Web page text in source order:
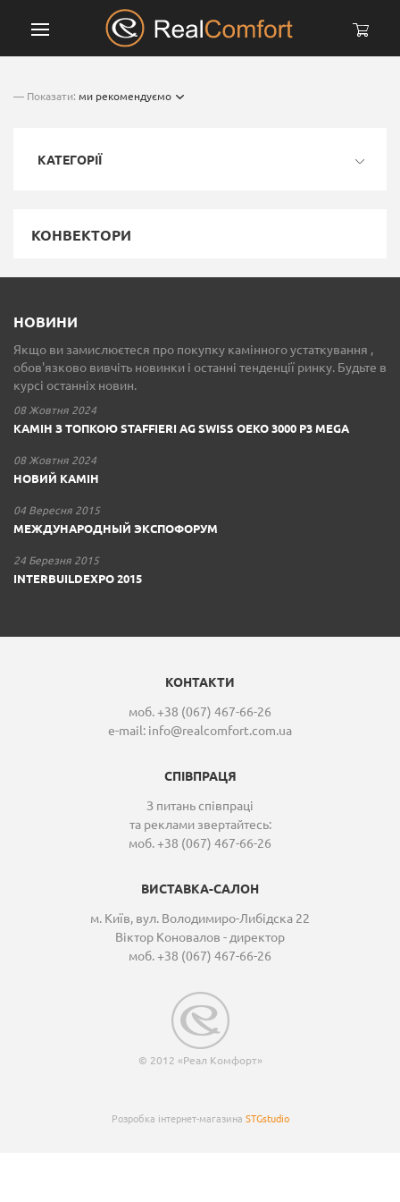
— Показати: ми рекомендуємо
КАТЕГОРІЇ
КОНВЕКТОРИ
НОВИНИ
Якщо ви замислюєтеся про покупку камінного устаткування ,
обов'язково вивчіть новинки і останні тенденції ринку. Будьте в
курсі останніх новин.
08 Жовтня 2024
КАМІН З ТОПКОЮ STAFFIERI AG SWISS OEKO 3000 P3 MEGA
08 Жовтня 2024
НОВИЙ КАМІН
04 Вересня 2015
МЕЖДУНАРОДНЫЙ ЭКСПОФОРУМ
24 Березня 2015
INTERBUILDEXPO 2015
КОНТАКТИ
моб. +38 (067) 467-66-26
e-mail: info@realcomfort.com.ua
СПІВПРАЦЯ
З питань співпраці
та реклами звертайтесь:
моб. +38 (067) 467-66-26
ВИСТАВКА-САЛОН
м. Київ, вул. Володимиро-Либідска 22
Віктор Коновалов - директор
моб. +38 (067) 467-66-26
© 2012 «Реал Комфорт»
Розробка інтернет-магазина STGstudio